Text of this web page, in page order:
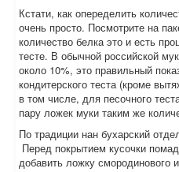
Кстати, как опеределить
очень просто. Посмотрите на
количество белка это и есть
тесте. В обычной российской
около 10%, это правильный
кондитерского теста (кроме
в том числе, для песочного
пару ложек муки таким же
По традиции нан бухарский
Перед покрытием кусочки
добавить ложку смородинового